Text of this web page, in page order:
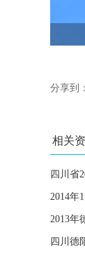
分享到：
相关
四川省
2014年
2013年
四川德